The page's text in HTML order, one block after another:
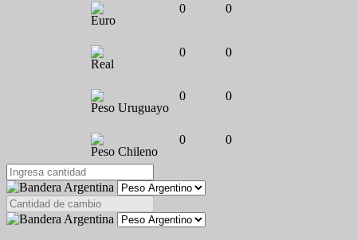
Euro
0 0
Real
0 0
Peso Uruguayo
0 0
Peso Chileno
0 0